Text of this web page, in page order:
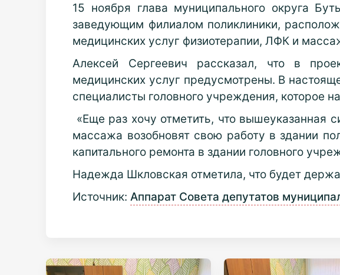
15 ноября глава муниципального округа
заведующим филиалом поликлиники,
медицинских услуг физиотерапии, ЛФК и
Алексей Сергеевич рассказал, что в
медицинских услуг предусмотрены. В
специалисты головного учреждения, которое
«Еще раз хочу отметить, что вышеуказанная
массажа возобновят свою работу в здании
капитального ремонта в здании головного
Надежда Шкловская отметила, что будет
Источник:Аппарат Совета депутатов